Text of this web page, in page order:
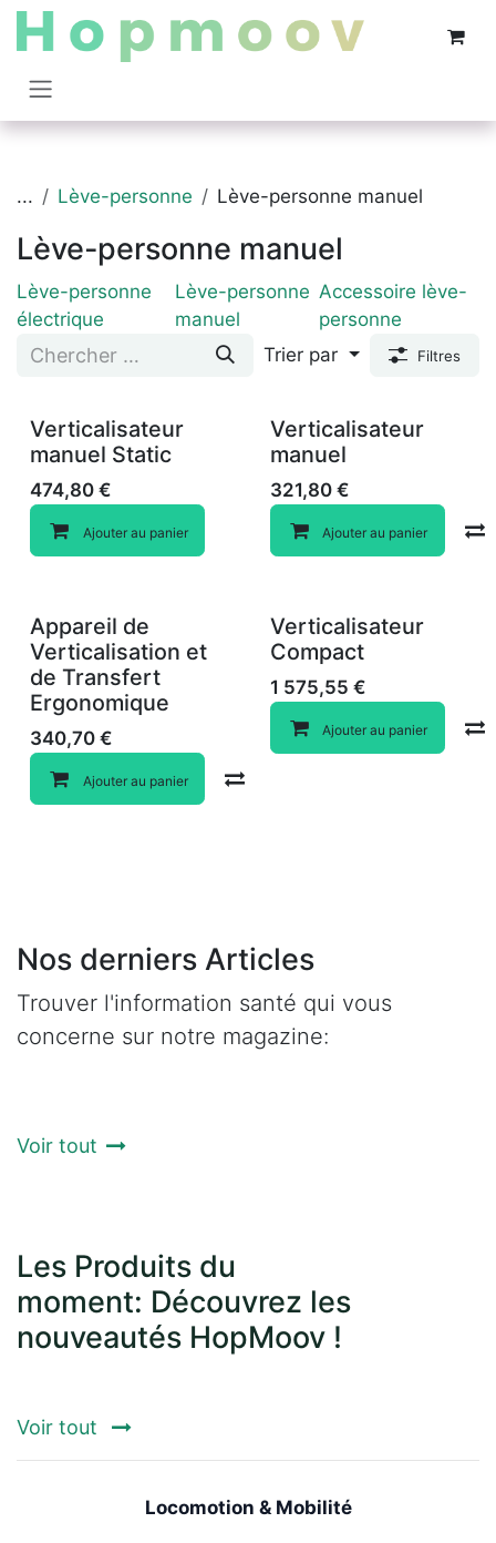
Se rendre au contenu
... Lève-personne Lève-personne manuel
Lève-personne manuel
Lève-personne
électrique
Lève-personne
manuel
Accessoire lève-
personne
Trier par
Filtres
Verticalisateur
manuel Static
474,80 €
Ajouter au panier
Verticalisateur
manuel
321,80€
Ajouter au panier
Appareil de
Verticalisation et
de Transfert
Ergonomique
340,70 €
Ajouter au panier
Verticalisateur
Compact
1 575,55 €
Ajouter au panier
Nos derniers Articles
Trouver l'information santé qui vous
concerne sur notre magazine:
Voir tout
Les Produits du
moment: Découvrez les
nouveautés HopMoov !
Voir tout
Locomotion & Mobilité